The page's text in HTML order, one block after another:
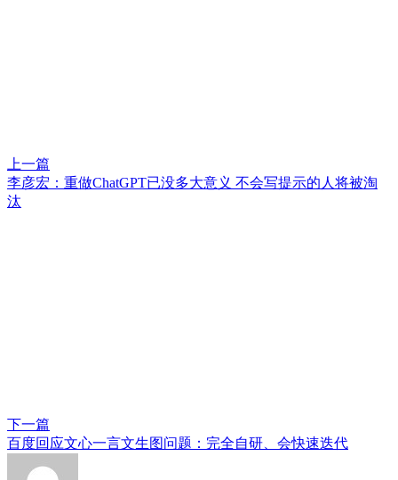
上一篇
李彦宏：重做ChatGPT已没多大意义 不会写提示的人将被淘
汰
下一篇
百度回应文心一言文生图问题：完全自研、会快速迭代